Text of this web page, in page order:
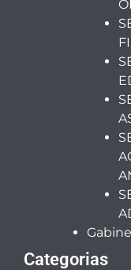
Categorias